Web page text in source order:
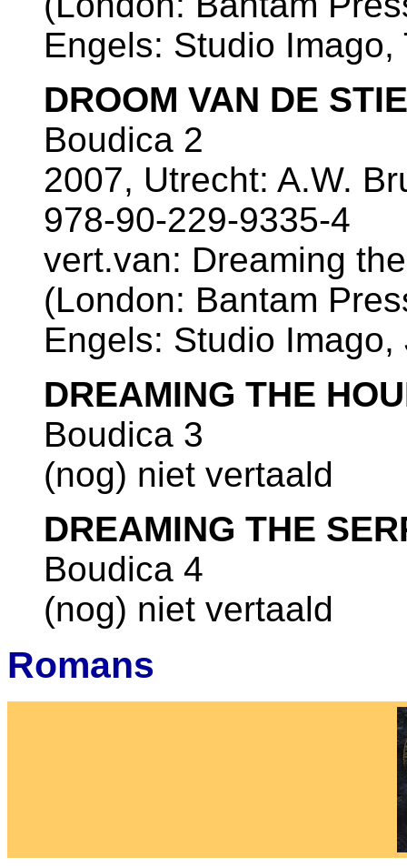
Engels: Studio
DROOM VAN DE
Boudica 2
2007, Utrecht: A.W.
978-90-229-9335-4
vert.van: Dreaming
(London: Bantam
Engels: Studio Imago,
DREAMING THE
Boudica 3
(nog) niet vertaald
DREAMING THE
Boudica 4
(nog) niet vertaald
Romans